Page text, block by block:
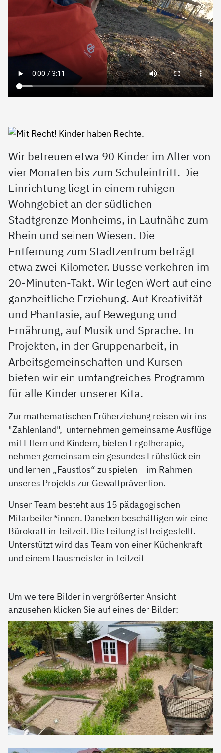
Wir betreuen etwa 90 Kinder im Alter von
vier Monaten bis zum Schuleintritt. Die
Einrichtung liegt in einem ruhigen
Wohngebiet an der südlichen
Stadtgrenze Monheims, in Laufnähe zum
Rhein und seinen Wiesen. Die
Entfernung zum Stadtzentrum beträgt
etwa zwei Kilometer. Busse verkehren im
20-Minuten-Takt. Wir legen Wert auf eine
ganzheitliche Erziehung. Auf Kreativität
und Phantasie, auf Bewegung und
Ernährung, auf Musik und Sprache. In
Projekten, in der Gruppenarbeit, in
Arbeitsgemeinschaften und Kursen
bieten wir ein umfangreiches Programm
für alle Kinder unserer Kita.
Zur mathematischen Früherziehung reisen wir ins
"Zahlenland", unternehmen gemeinsame Ausflüge
mit Eltern und Kindern, bieten Ergotherapie,
nehmen gemeinsam ein gesundes Frühstück ein
und lernen „Faustlos“ zu spielen – im Rahmen
unseres Projekts zur Gewaltprävention.
Unser Team besteht aus 15 pädagogischen
Mitarbeiter*innen. Daneben beschäftigen wir eine
Bürokraft in Teilzeit. Die Leitung ist freigestellt.
Unterstützt wird das Team von einer Küchenkraft
und einem Hausmeister in Teilzeit
Um weitere Bilder in vergrößerter Ansicht
anzusehen klicken Sie auf eines der Bilder: